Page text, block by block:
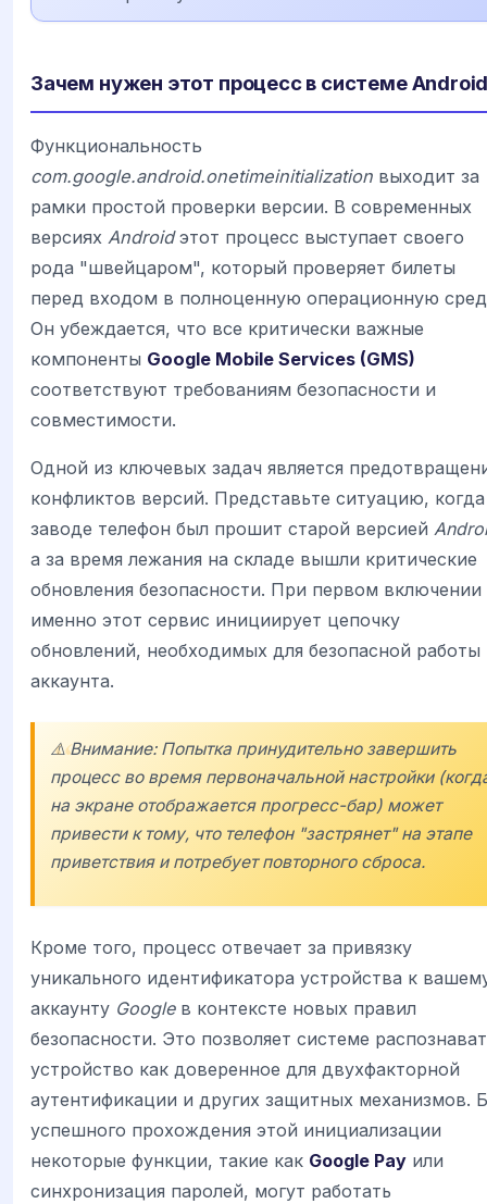
Зачем нужен этот процесс в системе
Функциональность
com.google.android.onetimeinitialization выходит за
рамки простой проверки версии. В современных
версиях Androidэтот процесс выступает своего
рода "швейцаром", который проверяет билеты
перед входом в полноценную операционную
Он убеждается, что все критически важные
компоненты Google Mobile Services (GMS)
соответствуют требованиям безопасности и
совместимости.
Одной из ключевых задач является
конфликтов версий. Представьте ситуацию,
заводе телефон был прошит старой версией
а за время лежания на складе вышли критические
обновления безопасности. При первом включении
именно этот сервис инициирует цепочку
обновлений, необходимых для безопасной работы
аккаунта.
⚠️ Внимание: Попытка принудительно завершить
процесс во время первоначальной настройки
на экране отображается прогресс-бар) может
привести к тому, что телефон "застрянет" на этапе
приветствия и потребует повторного сброса.
Кроме того, процесс отвечает за привязку
уникального идентификатора устройства к
аккаунту Googleв контексте новых правил
безопасности. Это позволяет системе
устройство как доверенное для двухфакторной
аутентификации и других защитных механизмов.
успешного прохождения этой инициализации
некоторые функции, такие как Google Pay или
синхронизация паролей, могут работать